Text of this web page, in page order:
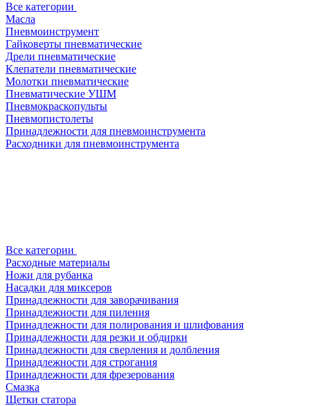
Все категории
Масла
Пневмоинструмент
Гайковерты пневматические
Дрели пневматические
Клепатели пневматические
Молотки пневматические
Пневматические УШМ
Пневмокраскопульты
Пневмопистолеты
Принадлежности для пневмоинструмента
Расходники для пневмоинструмента
Все категории
Расходные материалы
Ножи для рубанка
Насадки для миксеров
Принадлежности для заворачивания
Принадлежности для пиления
Принадлежности для полирования и шлифования
Принадлежности для резки и обдирки
Принадлежности для сверления и долбления
Принадлежности для строгания
Принадлежности для фрезерования
Смазка
Щетки статора